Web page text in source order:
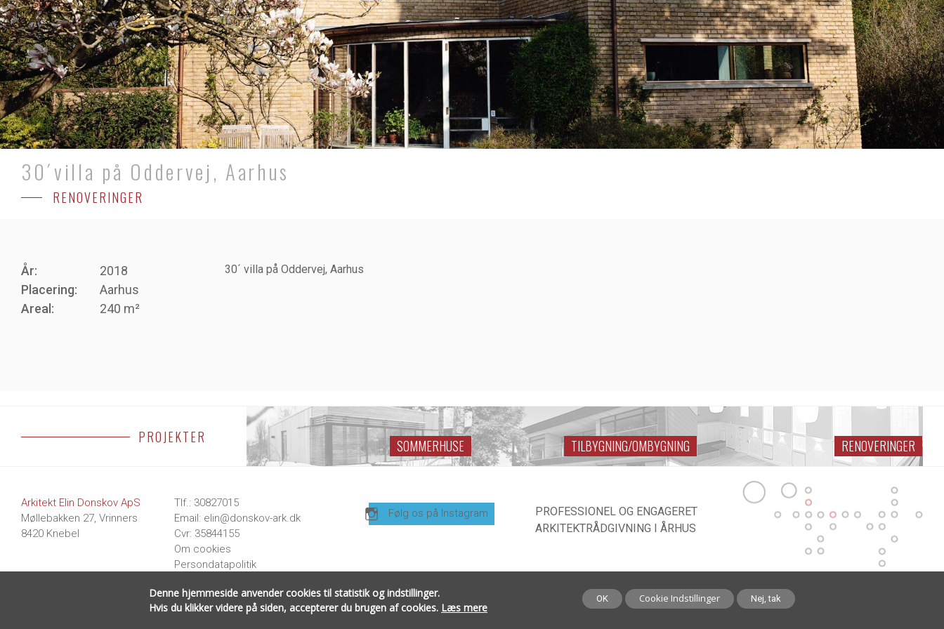
30´villa på Oddervej, Aarhus
RENOVERINGER
År:
2018
Placering:
Aarhus
Areal:
240 m²
30´ villa på Oddervej, Aarhus
PROJEKTER
SOMMERHUSE TILBYGNING/OMBYGNING RENOVERINGER
BOLIGER
Arkitekt Elin Donskov ApS
Møllebakken 27, Vrinners
8420 Knebel
Tlf.: 30827015
Email: elin@donskov-ark.dk
Cvr: 35844155
Om cookies
Persondatapolitik
Følg os på Instagram
PROFESSIONEL OG ENGAGERET
ARKITEKTRÅDGIVNING I ÅRHUS
Denne hjemmeside anvender cookies til statistik og indstillinger.
Hvis du klikker videre på siden, accepterer du brugen af cookies. Læs mere
OK Cookie Indstillinger Nej, tak